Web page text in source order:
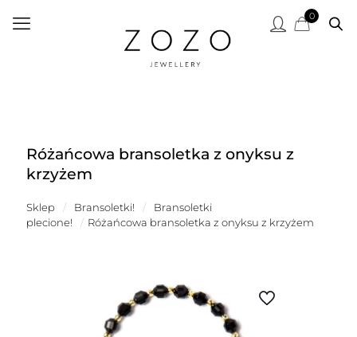
0
Różańcowa bransoletka z onyksu z
krzyżem
Sklep / Bransoletki! /
Bransoletki
plecione!
/ Różańcowa bransoletka z onyksu z krzyżem